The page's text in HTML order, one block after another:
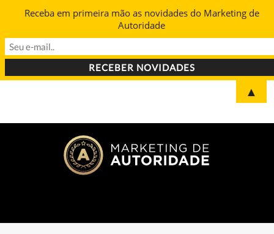
Receba em primeira mão as novidades do Marketing de
Autoridade
▲